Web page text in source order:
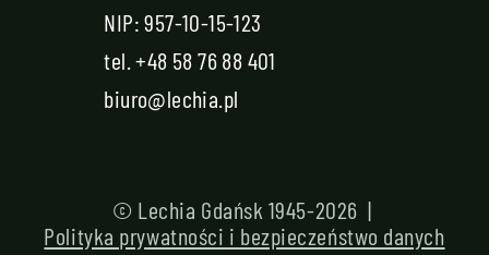
NIP: 957-10-15-123
tel.+48 58 76 88 401
biuro@lechia.pl
© Lechia Gdańsk 1945-2026 |
Polityka prywatności i bezpieczeństwo danych